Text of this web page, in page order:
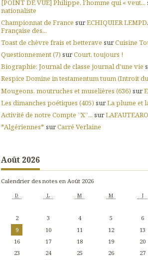
[POINT DE VUE] Philippe, l’homme qui « veut...
nationaliste
Championnat de France surECHIQUIER
Française des...
Toast de chèvre frais et betterave surCuisine
Questionnement (7) surCourt, toujours !
Biographie: Journal de classe journal d'une vie
Respice Domine in testamentum tuum (Introit
Mougeons, moutruches et muselières (636) sur
Les dimanches poétiques (405) surLa plume et
Activité de notre Compte ”X”... sur
*Algériennes* surCarré Verlaine
Août 2026
Calendrier des notes en Août 2026
D L M M J
2
3 4 5 6
9
10 11 12 13
16
17 18 19 20
23
24 25 26 27